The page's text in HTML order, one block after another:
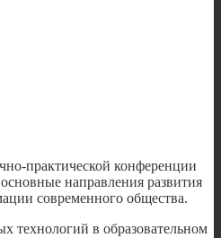
практической конференции
направления развития
современного общества.
технологий в образовательном